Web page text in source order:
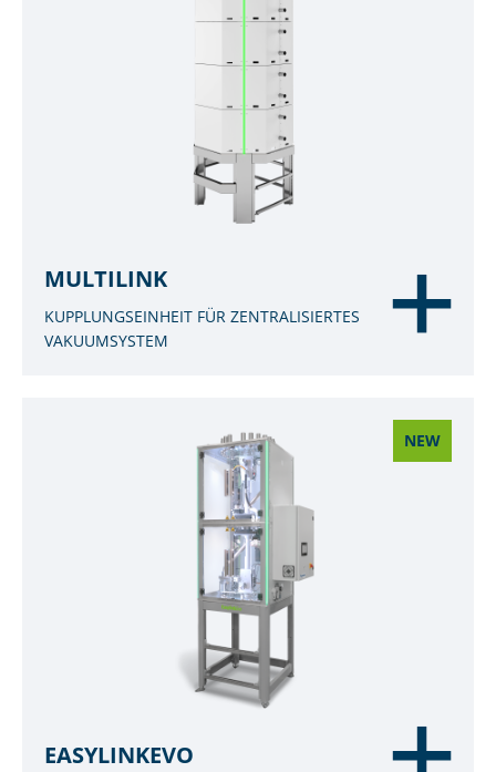
MULTILINK
KUPPLUNGSEINHEIT FÜR ZENTRALISIERTES
VAKUUMSYSTEM
NEW
EASYLINKEVO